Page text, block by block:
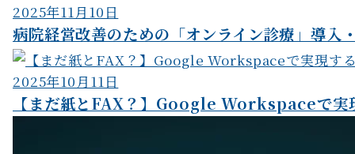
2025年11月10日
病院経営改善のための「オンライン診療」導入
2025年10月11日
【まだ紙とFAX？】Google Workspaceで実